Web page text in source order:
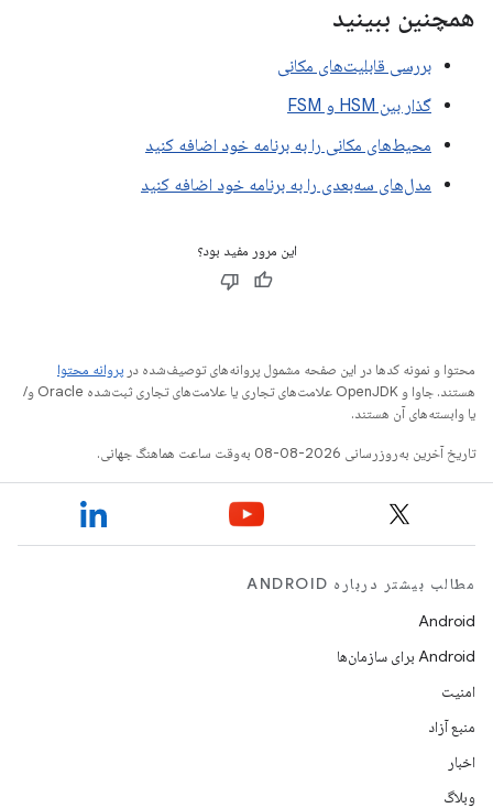
همچنین ببینید
بررسی قابلیت‌های مکانی
گذار بین HSM و FSM
محیط‌های مکانی را به برنامه خود اضافه کنید
مدل‌های سه‌بعدی را به برنامه خود اضافه کنید
این مرور مفید بود؟
محتوا و نمونه کدها در این صفحه مشمول پروانه‌های توصیف‌شده در پروانه محتوا
هستند. جاوا و OpenJDK علامت‌های تجاری یا علامت‌های تجاری ثبت‌شده Oracle و/
یا وابسته‌های آن هستند.
تاریخ آخرین به‌روزرسانی 2026-08-08 به‌وقت ساعت هماهنگ جهانی.
مطالب بیشتر درباره ANDROID
Android
Android برای سازمان‌ها
امنیت
منبع آزاد
اخبار
وبلاگ